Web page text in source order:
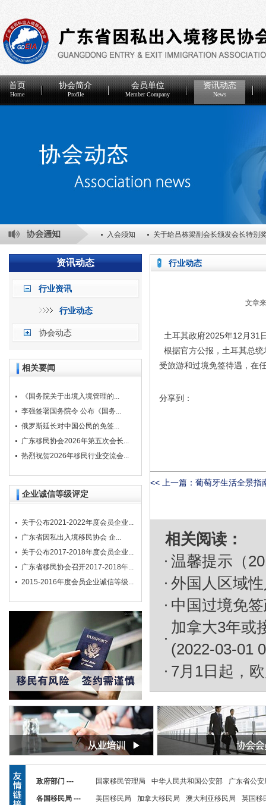
首页
Home
协会简介
Profile
会员单位
Member Company
资讯动态
News
入会须知 关于给吕栋梁副会长颁发会长特别
关于表彰2025年度优秀会员单位的决定 关于
资讯动态
行业资讯
行业动态
协会动态
相关要闻
《国务院关于出境入境管理的...
李强签署国务院令 公布《国务...
俄罗斯延长对中国公民的免签...
广东移民协会2026年第五次会长...
热烈祝贺2026年移民行业交流会...
企业诚信等级评定
关于公布2021-2022年度会员企业...
广东省因私出入境移民协会 企...
关于公布2017-2018年度会员企业...
广东省移民协会召开2017-2018年...
2015-2016年度会员企业诚信等级...
行业动态
文章
土耳其政府2025年12月31
根据官方公报，土耳其总
受旅游和过境免签待遇，在
分享到：
<< 上一篇： 葡萄牙生活全景指
相关阅读：
温馨提示（
外国人区域
中国过境免
加拿大3年或
(2022-03-01
7月1日起，
政府部门 --- 国家移民管理局 中华人民共和国公安部 广东省公
各国移民局 --- 美国移民局 加拿大移民局 澳大利亚移民局 英国移